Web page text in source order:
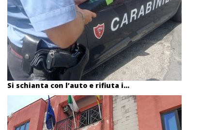
Si schianta con l’auto e rifiuta i...